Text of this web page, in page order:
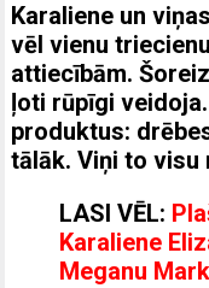
Karaliene un
vēl vienu
attiecībām.
ļoti rūpīgi
produktus:
tālāk. Viņi to visu
LASI VĒL:
Karaliene
Meganu